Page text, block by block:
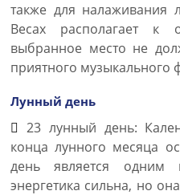
также для
Весах располагает
выбранное место не
приятного музыкального
Лунный день
23 лунный день:
конца лунного месяца
день является одним
энергетика сильна, но